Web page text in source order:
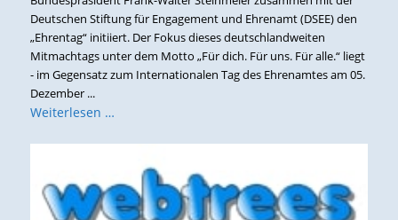
Deutschen Stiftung für Engagement und Ehrenamt (DSEE) den
„Ehrentag“ initiiert. Der Fokus dieses deutschlandweiten
Mitmachtags unter dem Motto „Für dich. Für uns. Für alle.“ liegt
- im Gegensatz zum Internationalen Tag des Ehrenamtes am 05.
Dezember ...
Weiterlesen …